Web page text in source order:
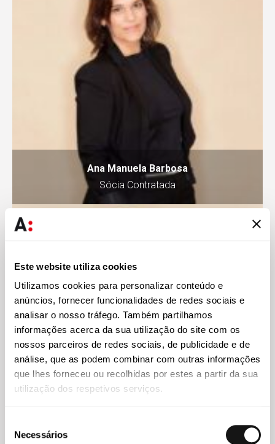
Este website utiliza cookies
Utilizamos cookies para personalizar conteúdo e
anúncios, fornecer funcionalidades de redes sociais e
analisar o nosso tráfego. Também partilhamos
informações acerca da sua utilização do site com os
nossos parceiros de redes sociais, de publicidade e de
análise, que as podem combinar com outras informações
que lhes forneceu ou recolhidas por estes a partir da sua
utilização dos respetivos serviços.
Necessários
Ana Manuela Barbosa
Sócia Contratada